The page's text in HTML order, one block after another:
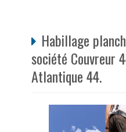
Habillage
société Couvreur
Atlantique 44.